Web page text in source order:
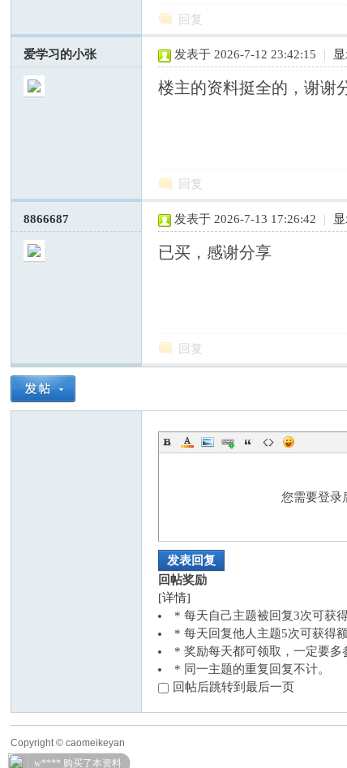
业
回复
爱学习的小张 发表于 2026-7-12 23:42:15 |
楼主的资料挺全的，谢谢
回复
8866687 发表于 2026-7-13 17:26:42 |
已买，感谢分享
回复
您需要登
发表回复
回帖奖励
[详情]
* 每天自己主题被回复3次可获
* 每天回复他人主题5次可获得
* 奖励每天都可领取，一定要多
* 同一主题的重复回复不计。
回帖后跳转到最后一页
w**** 购买了本资料
Copyright © caomeikeyan